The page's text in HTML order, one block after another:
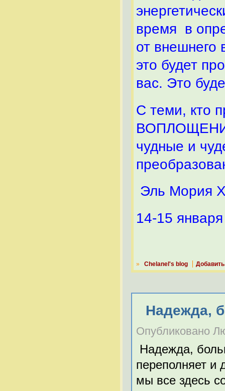
время в
от внешнего
это будет
вас. Это
С теми,
чудные и
Эль Мория
14-15 января
» Chelanel's blog
Надежда,
Опубликовано
Надежда,
переполняет и
мы все здесь